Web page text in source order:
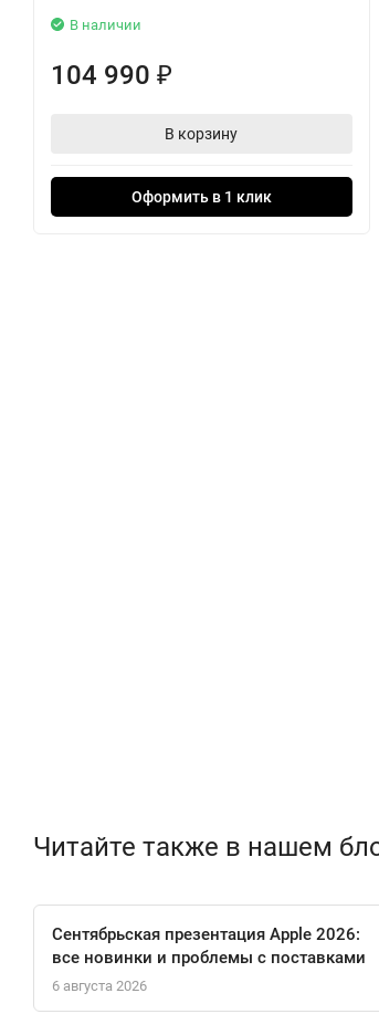
В наличии
104 990 ₽
В корзину
Оформить в 1 клик
Читайте также в нашем
Сентябрьская презентация Apple 2026:
все новинки и проблемы с поставками
6 августа 2026